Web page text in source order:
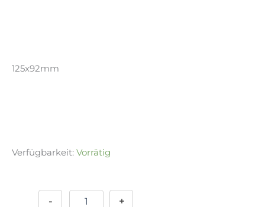
125x92mm
Verfügbarkeit: Vorrätig
-
Armchair
+